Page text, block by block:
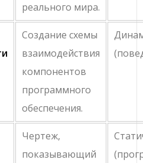
реального мира.
Создание схемы
взаимодействия
компонентов
программного
обеспечения.
Чертеж,
показывающий